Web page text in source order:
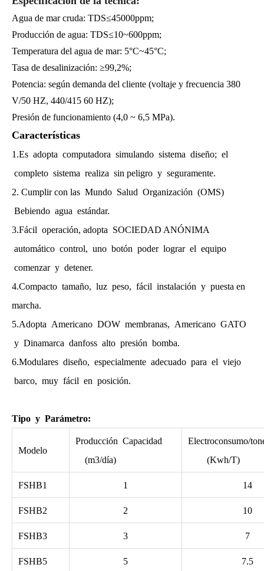
Agua de mar cruda: TDS≤45000ppm;
Producción de agua: TDS≤10~600ppm;
Temperatura del agua de mar: 5°C~45°C;
Tasa de desalinización: ≥99,2%;
Potencia: según demanda del cliente (voltaje y frecuencia 380
V/50 HZ, 440/415 60 HZ);
Presión de funcionamiento (4,0 ~ 6,5 MPa).
Características
1.Es adopta computadora simulando sistema diseño; el
completo sistema realiza sin peligro y seguramente.
2. Cumplir con las Mundo Salud Organización (OMS)
Bebiendo agua estándar.
3.Fácil operación, adopta SOCIEDAD ANÓNIMA
automático control, uno botón poder lograr el equipo
comenzar y detener.
4.Compacto tamaño, luz peso, fácil instalación y puesta en
marcha.
5.Adopta Americano DOW membranas, Americano GATO
y Dinamarca danfoss alto presión bomba.
6.Modulares diseño, especialmente adecuado para el viejo
barco, muy fácil en posición.
Tipo y Parámetro:
Modelo
Producción Capacidad
(m3/día)
Electroconsumo/
(Kwh/T)
FSHB1 1 14
FSHB2 2 10
FSHB3 3 7
FSHB5 5 7.5